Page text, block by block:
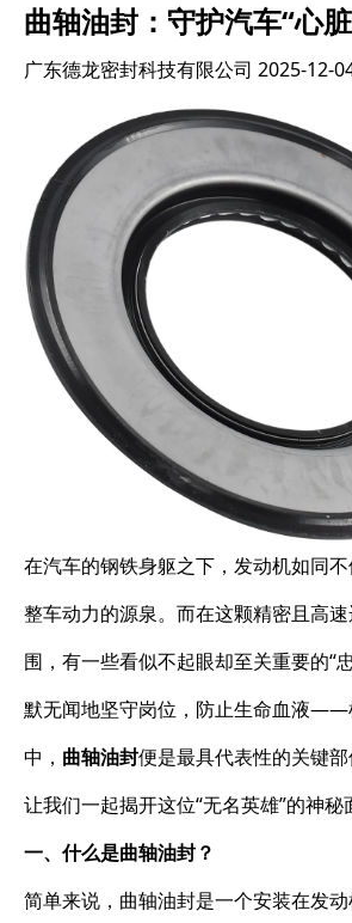
曲轴油封：守护汽车“心
广东德龙密封科技有限公司 2025-12-
在汽车的钢铁身躯之下，发动机如同
整车动力的源泉。而在这颗精密且高速
围，有一些看似不起眼却至关重要的“
默无闻地坚守岗位，防止生命血液——
中， 曲轴油封便是最具代表性的关键
让我们一起揭开这位“无名英雄”的神秘
一、什么是曲轴油封？
简单来说，曲轴油封是一个安装在发